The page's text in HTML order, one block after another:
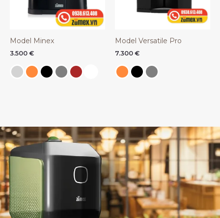
Model Minex
3.500 €
Model Versatile Pro
7.300 €